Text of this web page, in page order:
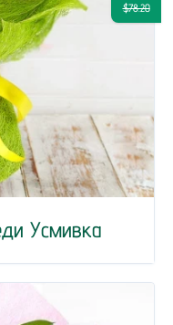
Усмивка
$78.20